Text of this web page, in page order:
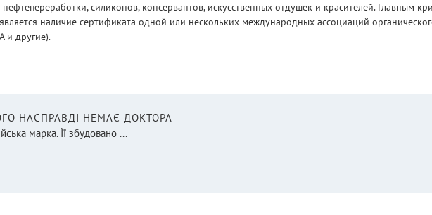
силиконов, консервантов, искусственных отдушек и красителей. Главным
наличие сертификата одной или нескольких международных ассоциаций
и другие).
НАСПРАВДІ НЕМАЄ ДОКТОРА
марка. Її збудовано ...